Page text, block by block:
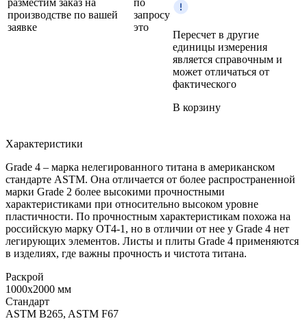
производстве по вашей
заявке
запросу
это
Пересчет в другие
единицы измерения
является справочным и
может отличаться от
фактического
В корзину
Характеристики
Grade 4 – марка нелегированного титана в американском
стандарте ASTM. Она отличается от более распространенной
марки Grade 2 более высокими прочностными
характеристиками при относительно высоком уровне
пластичности. По прочностным характеристикам похожа на
российскую марку ОТ4-1, но в отличии от нее у Grade 4 нет
легирующих элементов. Листы и плиты Grade 4 применяются
в изделиях, где важны прочность и чистота титана.
Раскрой
1000x2000 мм
Стандарт
ASTM B265, ASTM F67